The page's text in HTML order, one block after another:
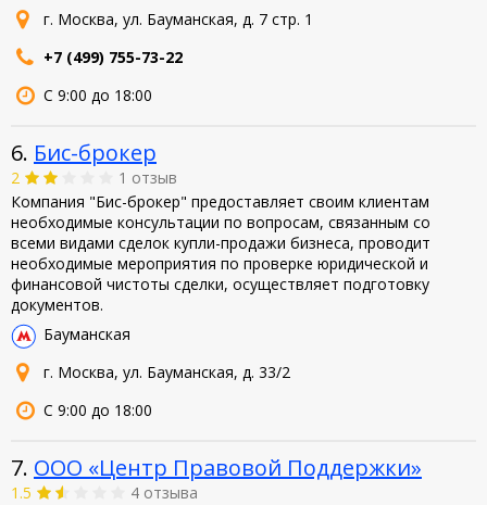
г. Москва, ул. Бауманская, д. 7 стр. 1
+7 (499) 755-73-22
С 9:00 до 18:00
6. Бис-брокер
2
1 отзыв
Компания "Бис-брокер" предоставляет своим клиентам
необходимые консультации по вопросам, связанным со
всеми видами сделок купли-продажи бизнеса, проводит
необходимые мероприятия по проверке юридической и
финансовой чистоты сделки, осуществляет подготовку
документов.
Бауманская
г. Москва, ул. Бауманская, д. 33/2
С 9:00 до 18:00
7. ООО «Центр Правовой Поддержки»
1.5
4 отзыва